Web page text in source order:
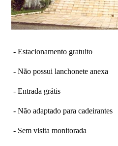
- Estacionamento gratuito
- Não possui lanchonete anexa
- Entrada grátis
- Não adaptado para cadeirantes
- Sem visita monitorada